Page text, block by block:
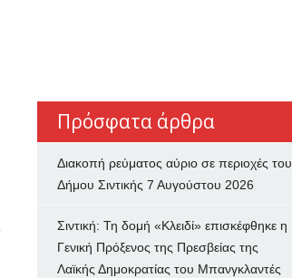
Πρόσφατα άρθρα
Διακοπή ρεύματος αύριο σε περιοχές του
Δήμου Σιντικής 7 Αυγούστου 2026
Σιντική: Τη δομή «Κλειδί» επισκέφθηκε η
Γενική Πρόξενος της Πρεσβείας της
Λαϊκής Δημοκρατίας του Μπανγκλαντές